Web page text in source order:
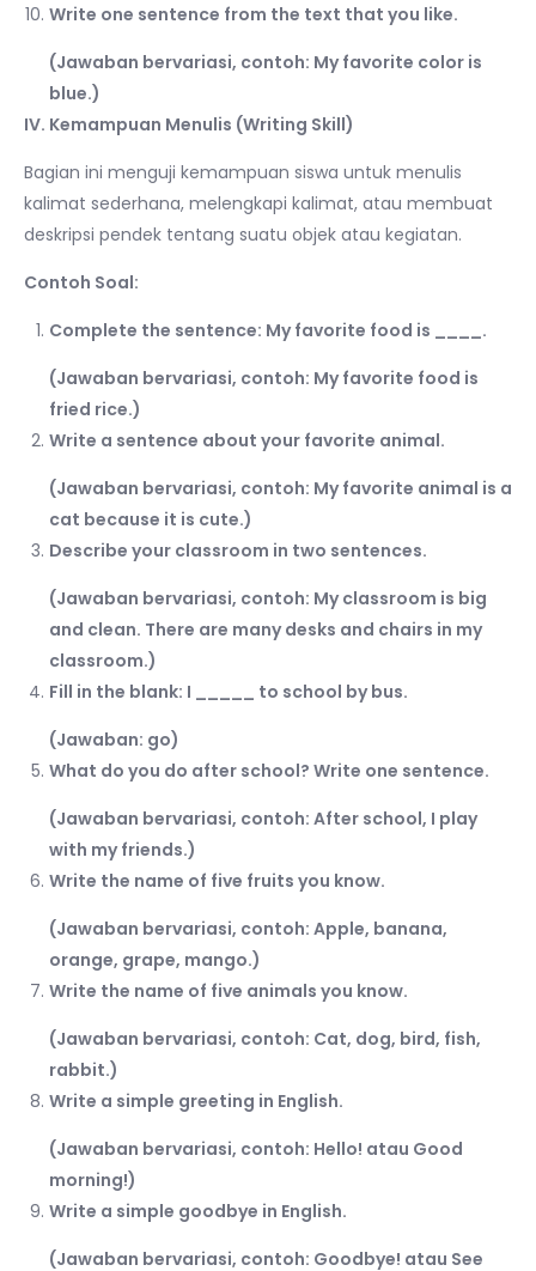
Write one sentence from the text that you like.
(Jawaban bervariasi, contoh: My favorite color is
blue.)
IV. Kemampuan Menulis (Writing Skill)
Bagian ini menguji kemampuan siswa untuk menulis
kalimat sederhana, melengkapi kalimat, atau membuat
deskripsi pendek tentang suatu objek atau kegiatan.
Contoh Soal:
Complete the sentence: My favorite food is ____.
(Jawaban bervariasi, contoh: My favorite food is
fried rice.)
Write a sentence about your favorite animal.
(Jawaban bervariasi, contoh: My favorite animal is a
cat because it is cute.)
Describe your classroom in two sentences.
(Jawaban bervariasi, contoh: My classroom is big
and clean. There are many desks and chairs in my
classroom.)
Fill in the blank: I _____ to school by bus.
(Jawaban: go)
What do you do after school? Write one sentence.
(Jawaban bervariasi, contoh: After school, I play
with my friends.)
Write the name of five fruits you know.
(Jawaban bervariasi, contoh: Apple, banana,
orange, grape, mango.)
Write the name of five animals you know.
(Jawaban bervariasi, contoh: Cat, dog, bird, fish,
rabbit.)
Write a simple greeting in English.
(Jawaban bervariasi, contoh: Hello! atau Good
morning!)
Write a simple goodbye in English.
(Jawaban bervariasi, contoh: Goodbye! atau See